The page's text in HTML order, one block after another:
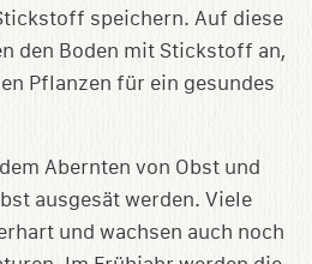
speichern. Auf diese
den Boden mit Stickstoff an,
Pflanzen für ein gesundes
Abernten von Obst und
ausgesät werden. Viele
und wachsen auch noch